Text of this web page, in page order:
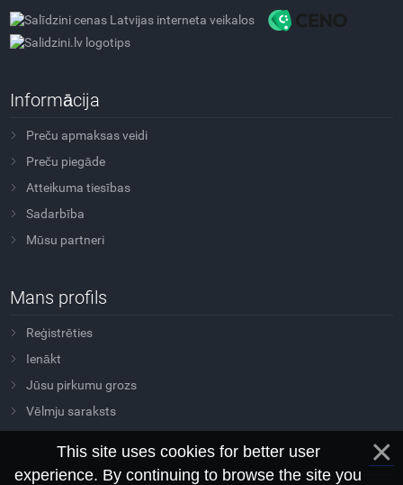
Informācija
Preču apmaksas veidi
Preču piegāde
Atteikuma tiesības
Sadarbība
Mūsu partneri
Mans profils
Reģistrēties
Ienākt
Jūsu pirkumu grozs
Vēlmju saraksts
This site uses cookies for better user
experience. By continuing to browse the site you